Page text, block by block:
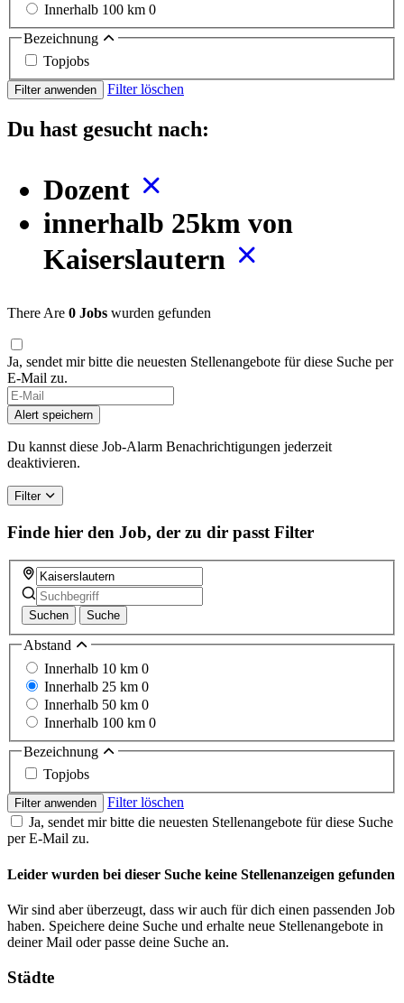
Innerhalb 100 km 0
Bezeichnung
Topjobs
Filter anwenden Filter löschen
Du hast gesucht nach:
Dozent
innerhalb 25km von
Kaiserslautern
There Are 0 Jobs wurden gefunden
Ja, sendet mir bitte die neuesten Stellenangebote für diese Suche per
E-Mail zu.
Alert speichern
Du kannst diese Job-Alarm Benachrichtigungen jederzeit
deaktivieren.
Filter
Finde hier den Job, der zu dir passt Filter
Suchen Suche
Abstand
Innerhalb 10 km 0
Innerhalb 25 km 0
Innerhalb 50 km 0
Innerhalb 100 km 0
Bezeichnung
Topjobs
Filter anwenden
Filter löschen
Ja, sendet mir bitte die neuesten Stellenangebote für diese Suche
per E-Mail zu.
Leider wurden bei dieser Suche keine Stellenanzeigen gefunden
Wir sind aber überzeugt, dass wir auch für dich einen passenden Job
haben. Speichere deine Suche und erhalte neue Stellenangebote in
deiner Mail oder passe deine Suche an.
Städte